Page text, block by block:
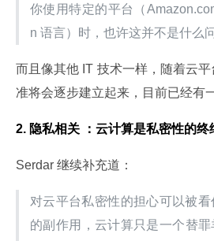
你使用特定的平台（
n 语言）时，也许这并不是什么问
而且像其他 IT 技术一样，随着云
准将会逐步建立起来，目前已经有
2. 隐私相关 ： 云计算是私密性的终
Serdar 继续补充道：
对云平台私密性的担心可以被
的副作用，云计算只是一个替